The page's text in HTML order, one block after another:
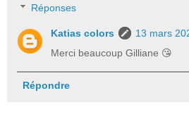
Réponses
Katias colors
13 mars
Merci beaucoup Gilliane 😘
Répondre